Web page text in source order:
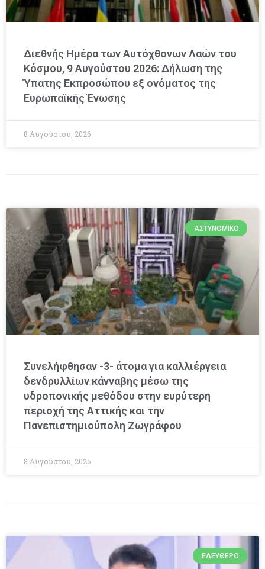
Διεθνής Ημέρα των Αυτόχθονων Λαών του
Κόσμου, 9 Αυγούστου 2026: Δήλωση της
Ύπατης Εκπροσώπου εξ ονόματος της
Ευρωπαϊκής Ένωσης
8 Αυγούστου, 2026
ΑΣΤΥΝΟΜΙΚΌ
Συνελήφθησαν -3- άτομα για καλλιέργεια
δενδρυλλίων κάνναβης μέσω της
υδροπονικής μεθόδου στην ευρύτερη
περιοχή της Αττικής και την
Πανεπιστημιούπολη Ζωγράφου
8 Αυγούστου, 2026
ΕΛΕΎΘΕΡΟ